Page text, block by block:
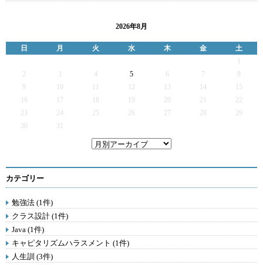
2026年8月
日 月 火 水 木 金
土
2
3 4 5 6 7
9
12 13 14
15
16
17 19 20 21
22
23
24 25 26 27 28
29
30
31
カテゴリー
勉強法 (1件)
クラス設計 (1件)
Java (1件)
キャピタリズムハラスメント (1件)
人生訓 (3件)